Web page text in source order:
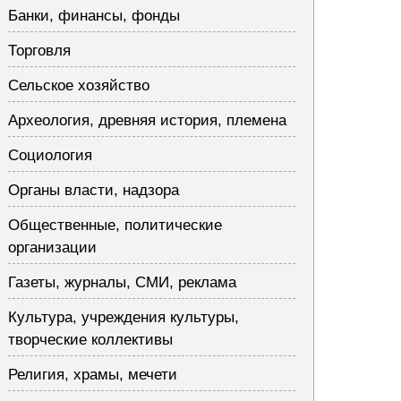
Банки, финансы, фонды
Торговля
Сельское хозяйство
Археология, древняя история, племена
Социология
Органы власти, надзора
Общественные, политические
организации
Газеты, журналы, СМИ, реклама
Культура, учреждения культуры,
творческие коллективы
Религия, храмы, мечети